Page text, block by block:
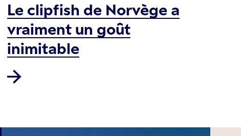
Le clipfish de Norvège a
vraiment un goût
inimitable